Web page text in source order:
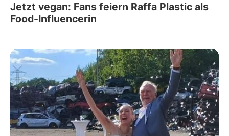
Jetzt vegan: Fans feiern Raffa Plastic als
Food-Influencerin